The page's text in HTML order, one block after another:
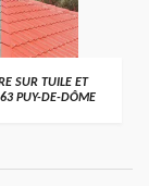
SUR TUILE ET
PUY-DE-DÔME